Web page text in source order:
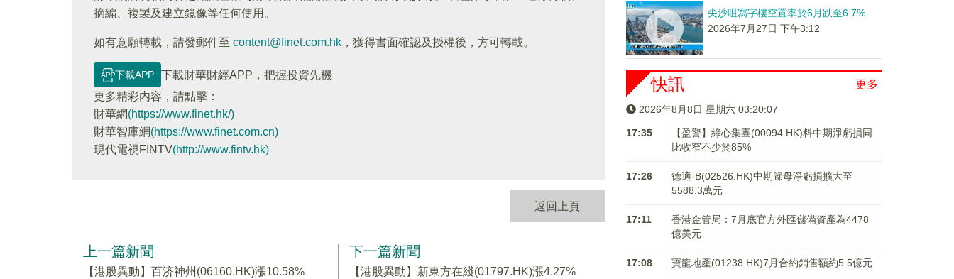
摘編、複製及建立鏡像等任何使用。
如有意願轉載，請發郵件至 content@finet.com.hk ，獲得書面確認及授權後，方可轉載。
下載APP
下載財華財經APP，把握投資先機
更多精彩内容，請點擊：
財華網(https://www.finet.hk/)
財華智庫網(https://www.finet.com.cn)
現代電視FINTV(http://www.fintv.hk)
返回上頁
上一篇新聞
【港股異動】百济神州(06160.HK)漲10.58%
下一篇新聞
【港股異動】新東方在綫(01797.HK)漲4.27%
尖沙咀寫字樓空置率於6月跌至6.7%
2026年7月27日 下午3:12
更多
快訊
2026年8月8日 星期六 03:20:08
17:35
【盈警】綠心集團(00094.HK)料中期淨虧損同
比收窄不少於85%
17:26
德適-B(02526.HK)中期歸母淨虧損擴大至
5588.3萬元
17:11
香港金管局：7月底官方外匯儲備資產為4478
億美元
17:08 寶龍地產(01238.HK)7月合約銷售額約5.5億元